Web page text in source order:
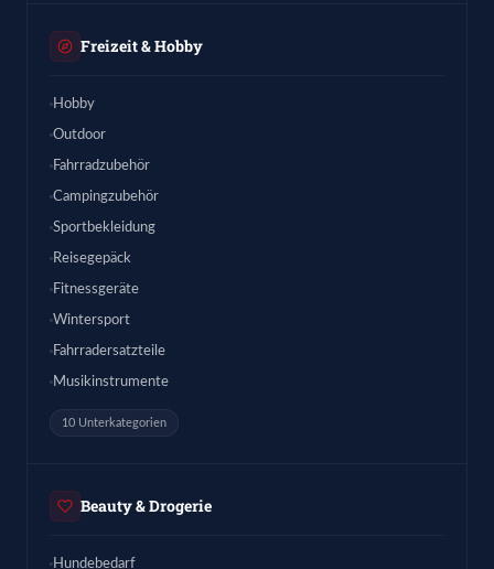
Freizeit & Hobby
Hobby
Outdoor
Fahrradzubehör
Campingzubehör
Sportbekleidung
Reisegepäck
Fitnessgeräte
Wintersport
Fahrradersatzteile
Musikinstrumente
10 Unterkategorien
Beauty & Drogerie
Hundebedarf